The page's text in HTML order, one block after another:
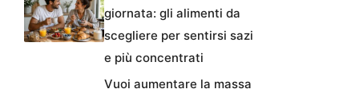
giornata: gli alimenti da
scegliere per sentirsi sazi
e più concentrati
Vuoi aumentare la massa